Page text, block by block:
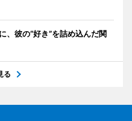
彼の“好き”を詰め込んだ関
る